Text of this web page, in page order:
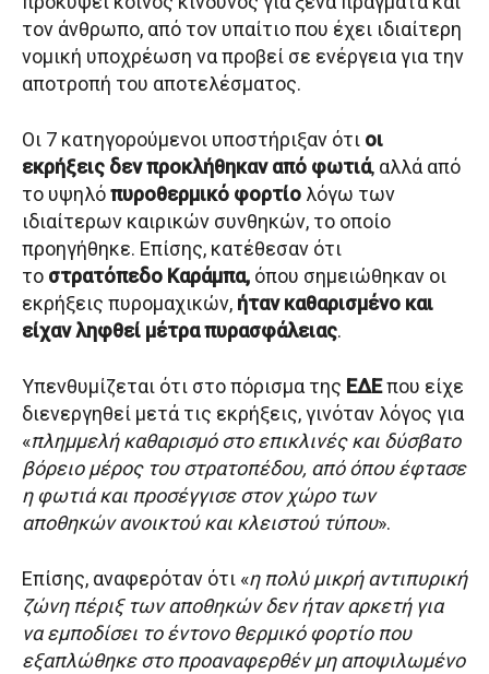
τον άνθρωπο, από τον υπαίτιο που έχει ιδιαίτερη
νομική υποχρέωση να προβεί σε ενέργεια για την
αποτροπή του αποτελέσματος.
Οι 7 κατηγορούμενοι υποστήριξαν ότι οι
εκρήξεις δεν προκλήθηκαν από φωτιά, αλλά από
το υψηλόπυροθερμικό φορτίο λόγω των
ιδιαίτερων καιρικών συνθηκών, το οποίο
προηγήθηκε. Επίσης, κατέθεσαν ότι
το στρατόπεδο Καράμπα, όπου σημειώθηκαν οι
εκρήξεις πυρομαχικών, ήταν καθαρισμένο και
είχαν ληφθεί μέτρα πυρασφάλειας.
Υπενθυμίζεται ότι στο πόρισμα της ΕΔΕπου είχε
διενεργηθεί μετά τις εκρήξεις, γινόταν λόγος για
«πλημμελή καθαρισμό στο επικλινές και δύσβατο
βόρειο μέρος του στρατοπέδου, από όπου έφτασε
η φωτιά και προσέγγισε στον χώρο των
αποθηκών ανοικτού και κλειστού τύπου».
Επίσης, αναφερόταν ότι «η πολύ μικρή αντιπυρική
ζώνη πέριξ των αποθηκών δεν ήταν αρκετή για
να εμποδίσει το έντονο θερμικό φορτίο που
εξαπλώθηκε στο προαναφερθέν μη αποψιλωμένο